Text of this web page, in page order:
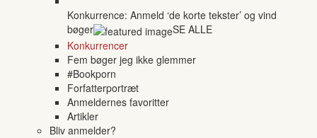
Konkurrence: Anmeld ‘de korte tekster’ og vind
bøger
SE ALLE
Konkurrencer
Fem bøger jeg ikke glemmer
#Bookporn
Forfatterportræt
Anmeldernes favoritter
Artikler
Bliv anmelder?